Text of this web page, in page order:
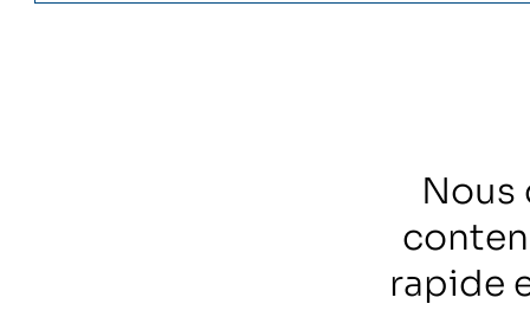
Nous
rapide